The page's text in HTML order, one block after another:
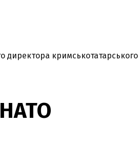
директора кримськотатарського